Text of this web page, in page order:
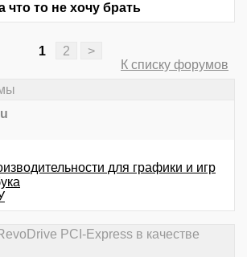
что то не хочу брать
1
2
>
К списку форумов
для графики и игр
PCI-Express в качестве